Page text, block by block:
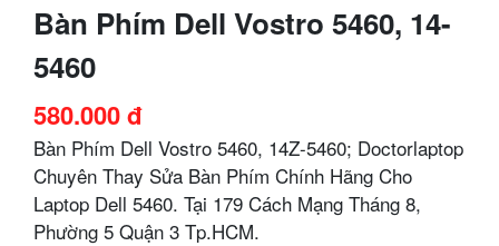
Bàn Phím Dell Vostro 5460, 14-
5460
580.000 đ
Bàn Phím Dell Vostro 5460, 14Z-5460; Doctorlaptop
Chuyên Thay Sửa Bàn Phím Chính Hãng Cho
Laptop Dell 5460. Tại 179 Cách Mạng Tháng 8,
Phường 5 Quận 3 Tp.HCM.